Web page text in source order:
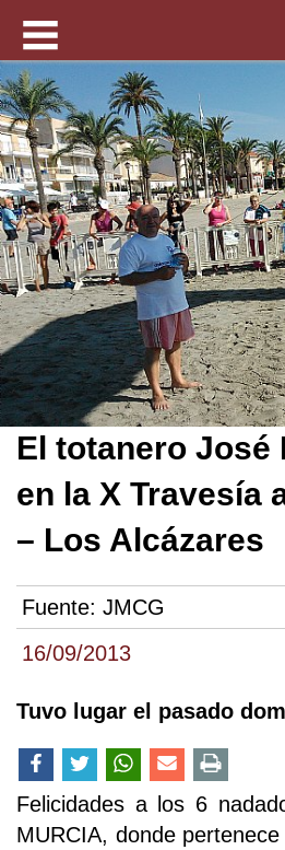
16/09/2013
El totanero José
en la X Travesía
– Los Alcázares
Fuente: JMCG
Tuvo lugar el pasado
Felicidades a los 6
MURCIA, donde